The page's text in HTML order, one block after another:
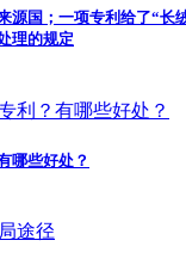
源国；一项专利给了“长
理的规定
哪些好处？